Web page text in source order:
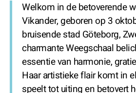
Welkom in de betoverende
Vikander, geboren op 3
bruisende stad Göteborg,
charmante Weegschaal
essentie van harmonie,
Haar artistieke flair komt in
speelt tot uiting en betovert